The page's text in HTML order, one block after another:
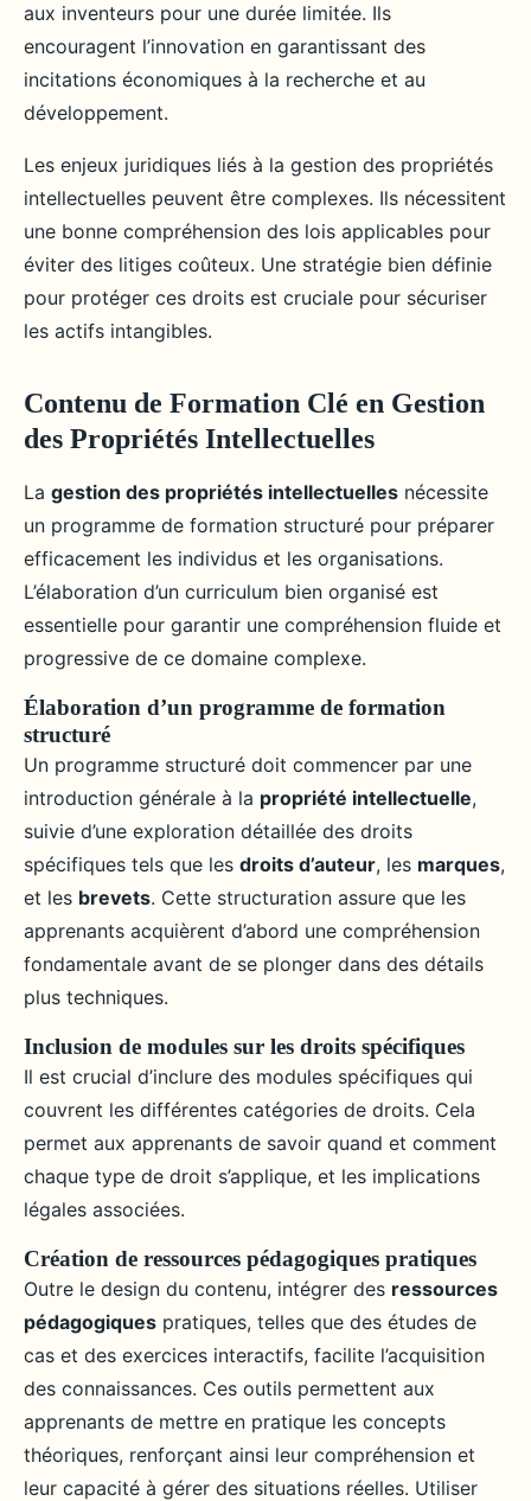
aux inventeurs pour une durée limitée. Ils
encouragent l’innovation en garantissant des
incitations économiques à la recherche et au
développement.
Les enjeux juridiques liés à la gestion des propriétés
intellectuelles peuvent être complexes. Ils nécessitent
une bonne compréhension des lois applicables pour
éviter des litiges coûteux. Une stratégie bien définie
pour protéger ces droits est cruciale pour sécuriser
les actifs intangibles.
Contenu de Formation Clé en Gestion
des Propriétés Intellectuelles
La gestion des propriétés intellectuelles nécessite
un programme de formation structuré pour préparer
efficacement les individus et les organisations.
L’élaboration d’un curriculum bien organisé est
essentielle pour garantir une compréhension fluide et
progressive de ce domaine complexe.
Élaboration d’un programme de formation
structuré
Un programme structuré doit commencer par une
introduction générale à la propriété intellectuelle,
suivie d’une exploration détaillée des droits
spécifiques tels que les droits d’auteur, les marques,
et les brevets. Cette structuration assure que les
apprenants acquièrent d’abord une compréhension
fondamentale avant de se plonger dans des détails
plus techniques.
Inclusion de modules sur les droits spécifiques
Il est crucial d’inclure des modules spécifiques qui
couvrent les différentes catégories de droits. Cela
permet aux apprenants de savoir quand et comment
chaque type de droit s’applique, et les implications
légales associées.
Création de ressources pédagogiques pratiques
Outre le design du contenu, intégrer des ressources
pédagogiques pratiques, telles que des études de
cas et des exercices interactifs, facilite l’acquisition
des connaissances. Ces outils permettent aux
apprenants de mettre en pratique les concepts
théoriques, renforçant ainsi leur compréhension et
leur capacité à gérer des situations réelles. Utiliser